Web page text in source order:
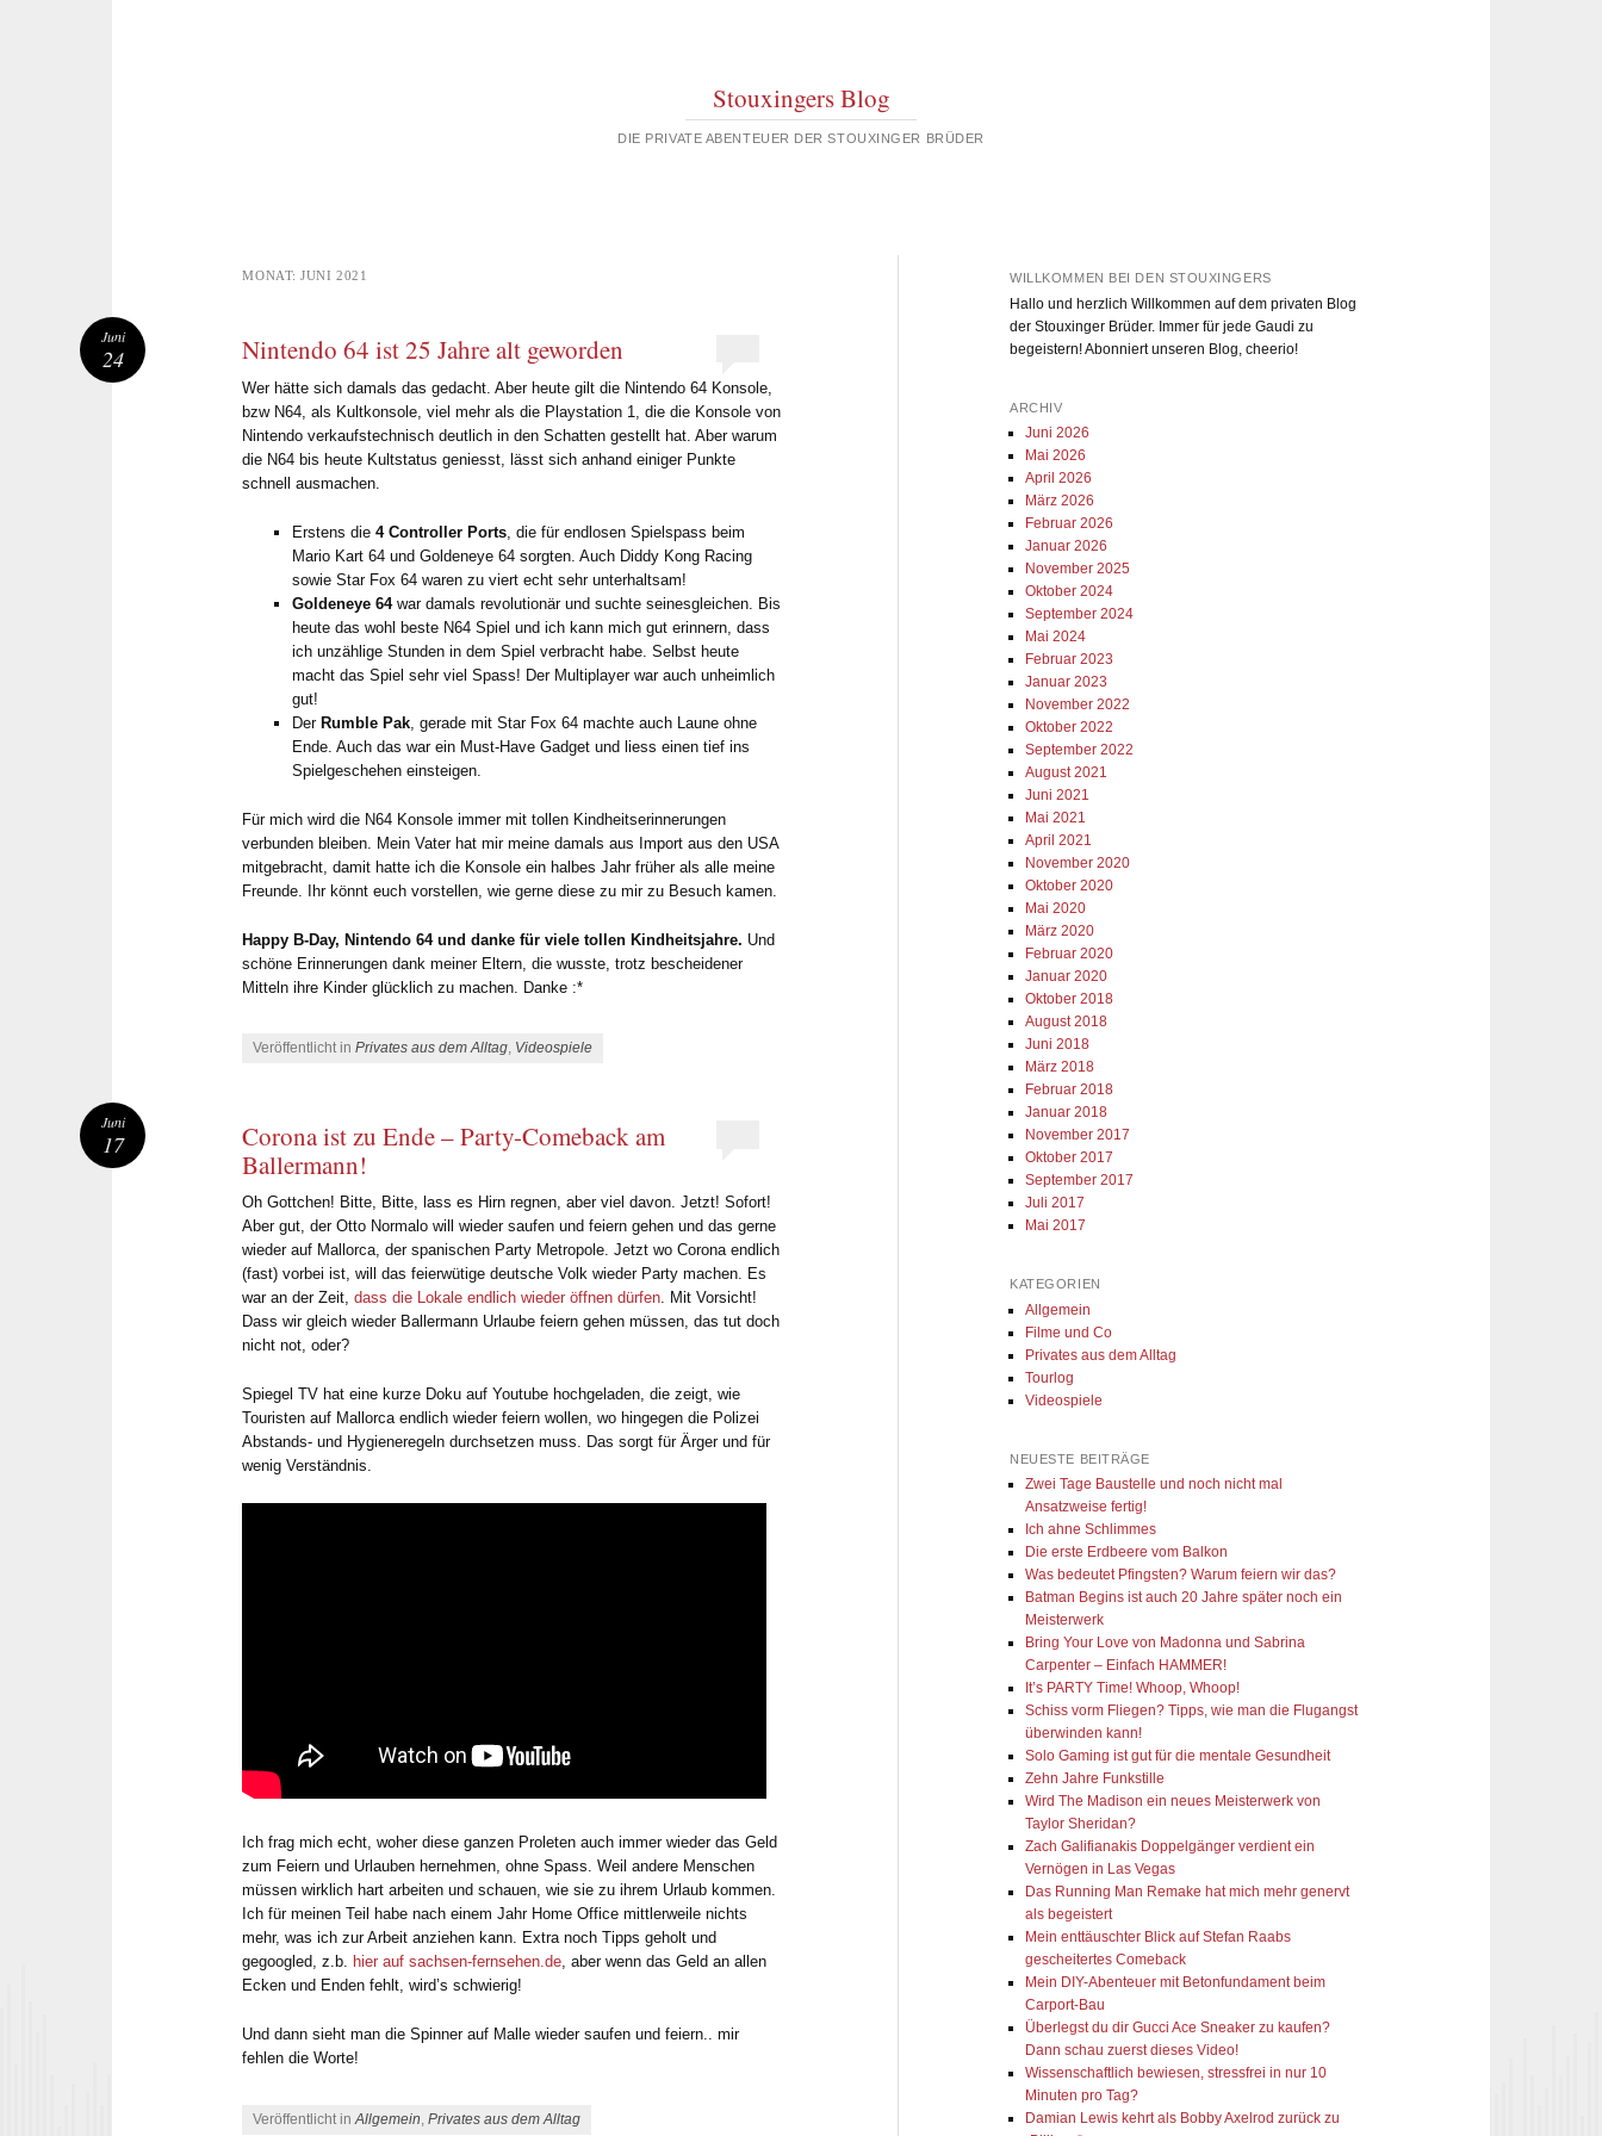
Stouxingers Blog
DIE PRIVATE ABENTEUER DER STOUXINGER BRÜDER
MONAT:JUNI 2021
Nintendo 64 ist 25 Jahre alt geworden
Wer hätte sich damals das gedacht. Aber heute gilt die Nintendo 64 Konsole,
bzw N64, als Kultkonsole, viel mehr als die Playstation 1, die die Konsole von
Nintendo verkaufstechnisch deutlich in den Schatten gestellt hat. Aber warum
die N64 bis heute Kultstatus geniesst, lässt sich anhand einiger Punkte
schnell ausmachen.
Erstens die4 Controller Ports , die für endlosen Spielspass beim
Mario Kart 64 und Goldeneye 64 sorgten. Auch Diddy Kong Racing
sowie Star Fox 64 waren zu viert echt sehr unterhaltsam!
Goldeneye 64war damals revolutionär und suchte seinesgleichen. Bis
heute das wohl beste N64 Spiel und ich kann mich gut erinnern, dass
ich unzählige Stunden in dem Spiel verbracht habe. Selbst heute
macht das Spiel sehr viel Spass! Der Multiplayer war auch unheimlich
gut!
Der Rumble Pak , gerade mit Star Fox 64 machte auch Laune ohne
Ende. Auch das war ein Must-Have Gadget und liess einen tief ins
Spielgeschehen einsteigen.
Für mich wird die N64 Konsole immer mit tollen Kindheitserinnerungen
verbunden bleiben. Mein Vater hat mir meine damals aus Import aus den USA
mitgebracht, damit hatte ich die Konsole ein halbes Jahr früher als alle meine
Freunde. Ihr könnt euch vorstellen, wie gerne diese zu mir zu Besuch kamen.
Happy B-Day, Nintendo 64 und danke für viele tollen Kindheitsjahre. Und
schöne Erinnerungen dank meiner Eltern, die wusste, trotz bescheidener
Mitteln ihre Kinder glücklich zu machen. Danke :*
Veröffentlicht inPrivates aus dem Alltag, Videospiele
Juni
24
Corona ist zu Ende – Party-Comeback am
Ballermann!
Oh Gottchen! Bitte, Bitte, lass es Hirn regnen, aber viel davon. Jetzt! Sofort!
Aber gut, der Otto Normalo will wieder saufen und feiern gehen und das gerne
wieder auf Mallorca, der spanischen Party Metropole. Jetzt wo Corona endlich
(fast) vorbei ist, will das feierwütige deutsche Volk wieder Party machen. Es
war an der Zeit,dass die Lokale endlich wieder öffnen dürfen. Mit Vorsicht!
Dass wir gleich wieder Ballermann Urlaube feiern gehen müssen, das tut doch
nicht not, oder?
Spiegel TV hat eine kurze Doku auf Youtube hochgeladen, die zeigt, wie
Touristen auf Mallorca endlich wieder feiern wollen, wo hingegen die Polizei
Abstands- und Hygieneregeln durchsetzen muss. Das sorgt für Ärger und für
wenig Verständnis.
Ich frag mich echt, woher diese ganzen Proleten auch immer wieder das Geld
zum Feiern und Urlauben hernehmen, ohne Spass. Weil andere Menschen
müssen wirklich hart arbeiten und schauen, wie sie zu ihrem Urlaub kommen.
Ich für meinen Teil habe nach einem Jahr Home Office mittlerweile nichts
mehr, was ich zur Arbeit anziehen kann. Extra noch Tipps geholt und
gegoogled, z.b. hier auf sachsen-fernsehen.de, aber wenn das Geld an allen
Ecken und Enden fehlt, wird’s schwierig!
Und dann sieht man die Spinner auf Malle wieder saufen und feiern.. mir
fehlen die Worte!
Veröffentlicht inAllgemein ,Privates aus dem Alltag
Juni
17
WILLKOMMEN BEI DEN STOUXINGERS
Hallo und herzlich Willkommen auf dem privaten Blog
der Stouxinger Brüder. Immer für jede Gaudi zu
begeistern! Abonniert unseren Blog, cheerio!
ARCHIV
Juni 2026
Mai 2026
April 2026
März 2026
Februar 2026
Januar 2026
November 2025
Oktober 2024
September 2024
Mai 2024
Februar 2023
Januar 2023
November 2022
Oktober 2022
September 2022
August 2021
Juni 2021
Mai 2021
April 2021
November 2020
Oktober 2020
Mai 2020
März 2020
Februar 2020
Januar 2020
Oktober 2018
August 2018
Juni 2018
März 2018
Februar 2018
Januar 2018
November 2017
Oktober 2017
September 2017
Juli 2017
Mai 2017
KATEGORIEN
Allgemein
Filme und Co
Privates aus dem Alltag
Tourlog
Videospiele
NEUESTE BEITRÄGE
Zwei Tage Baustelle und noch nicht mal
Ansatzweise fertig!
Ich ahne Schlimmes
Die erste Erdbeere vom Balkon
Was bedeutet Pfingsten? Warum feiern wir das?
Batman Begins ist auch 20 Jahre später noch ein
Meisterwerk
Bring Your Love von Madonna und Sabrina
Carpenter – Einfach HAMMER!
It’s PARTY Time! Whoop, Whoop!
Schiss vorm Fliegen? Tipps, wie man die Flugangst
überwinden kann!
Solo Gaming ist gut für die mentale Gesundheit
Zehn Jahre Funkstille
Wird The Madison ein neues Meisterwerk von
Taylor Sheridan?
Zach Galifianakis Doppelgänger verdient ein
Vernögen in Las Vegas
Das Running Man Remake hat mich mehr genervt
als begeistert
Mein enttäuschter Blick auf Stefan Raabs
gescheitertes Comeback
Mein DIY-Abenteuer mit Betonfundament beim
Carport-Bau
Überlegst du dir Gucci Ace Sneaker zu kaufen?
Dann schau zuerst dieses Video!
Wissenschaftlich bewiesen, stressfrei in nur 10
Minuten pro Tag?
Damian Lewis kehrt als Bobby Axelrod zurück zu